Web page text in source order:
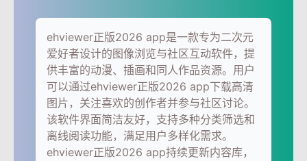
ehviewer正版2026 app是一款专为二次元
爱好者设计的图像浏览与社区互动软件，提
供丰富的动漫、插画和同人作品资源。用户
可以通过ehviewer正版2026 app下载高清
图片，关注喜欢的创作者并参与社区讨论。
该软件界面简洁友好，支持多种分类筛选和
离线阅读功能，满足用户多样化需求。
ehviewer正版2026 app持续更新内容库，